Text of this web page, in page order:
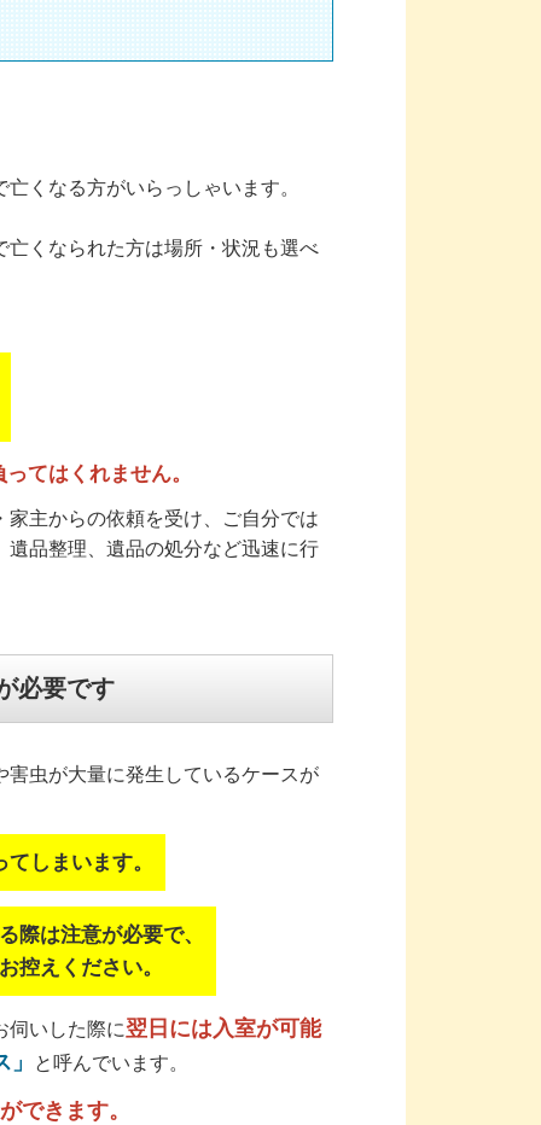
くなる方がいらっしゃいます。
くなられた方は場所・状況も選べ
てはくれません。
主からの依頼を受け、ご自分では
品整理、遺品の処分など迅速に行
必要です
虫が大量に発生しているケースが
しまいます。
際は注意が必要で、
控えください。
伺いした際に翌日には入室が可能
と呼んでいます。
できます。